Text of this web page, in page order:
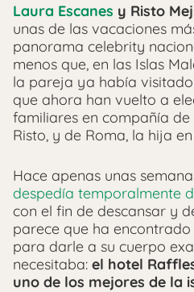
Laura Escanes y Risto
unas de las vacaciones
panorama celebrity
menos que, en las Islas
la pareja ya había
que ahora han vuelto a
familiares en compañía
Risto, y de Roma, la hija
Hace apenas unas
despedía temporalmente
con el fin de descansar y
parece que ha
para darle a su cuerpo
necesitaba: el hotel
uno de los mejores de la